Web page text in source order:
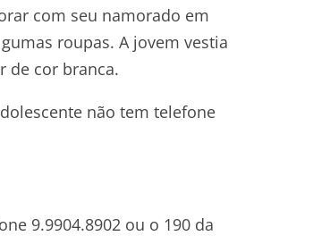
com seu namorado em
roupas. A jovem vestia
de cor branca.
não tem telefone
9.9904.8902 ou o 190 da